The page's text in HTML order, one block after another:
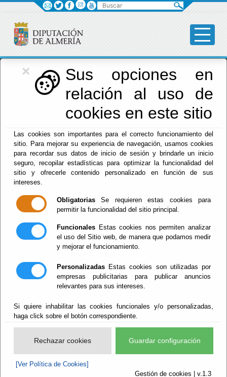
×
Sus opciones en
relación al uso de
cookies en este sitio
Las cookies son importantes para el correcto funcionamiento del
sitio. Para mejorar su experiencia de navegación, usamos cookies
para recordar sus datos de inicio de sesión y brindarle un inicio
seguro, recopilar estadísticas para optimizar la funcionalidad del
sitio y ofrecerle contenido personalizado en función de sus
intereses.
Obligatorias Se requieren estas cookies para
permitir la funcionalidad del sitio principal.
Funcionales Estas cookies nos permiten analizar
el uso del Sitio web, de manera que podamos medir
y mejorar el funcionamiento.
Personalizadas Estas cookies son utilizadas por
empresas publicitarias para publicar anuncios
relevantes para sus intereses.
Si quiere inhabilitar las cookies funcionales y/o personalizadas,
haga click sobre el botón correspondiente.
Rechazar cookies Guardar configuración
[Ver Política de Cookies]
Gestión de cookies | v.1.3
Diputación
Menú Diputación
Vertebración del Territorio y Agua
Fomento,
Infraestructuras,
Vertebración del
Territorio y Agua
Escuchar
Área de Fomento,
Infraestructuras, Vertebración de
Territorio y Agua
Las competencias de esta Área, distribuidas
conforme a su estructura, son:
a) Competencias directamente correspondiente al
Buscar